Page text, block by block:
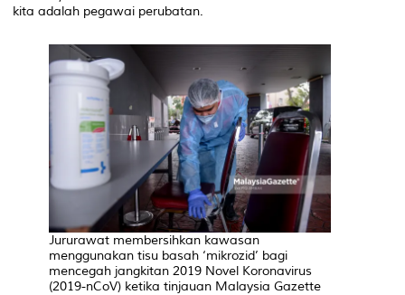
kita adalah pegawai perubatan.
Jururawat membersihkan kawasan
menggunakan tisu basah ‘mikrozid’ bagi
mencegah jangkitan 2019 Novel Koronavirus
(2019-nCoV) ketika tinjauan Malaysia Gazette